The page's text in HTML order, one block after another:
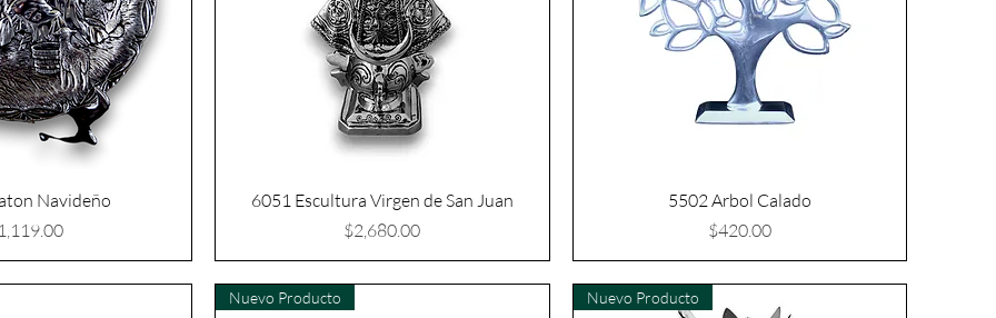
Navideño
6051 Escultura Virgen de San Juan
Precio
$2,680.00
5502 Arbol Calado
Precio
$420.00
Nuevo Producto Nuevo Producto